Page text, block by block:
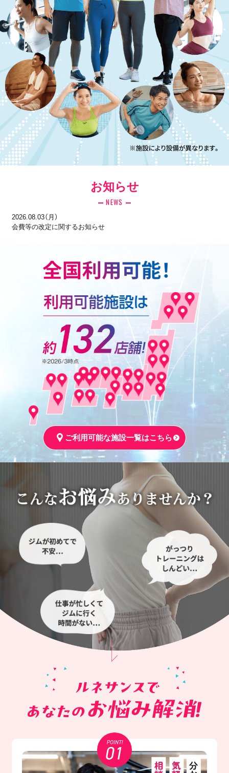
お知らせ
NEWS
2026.08.03（月）
会費等の改定に関するお知らせ
ご利用可能な施設一覧はこちら